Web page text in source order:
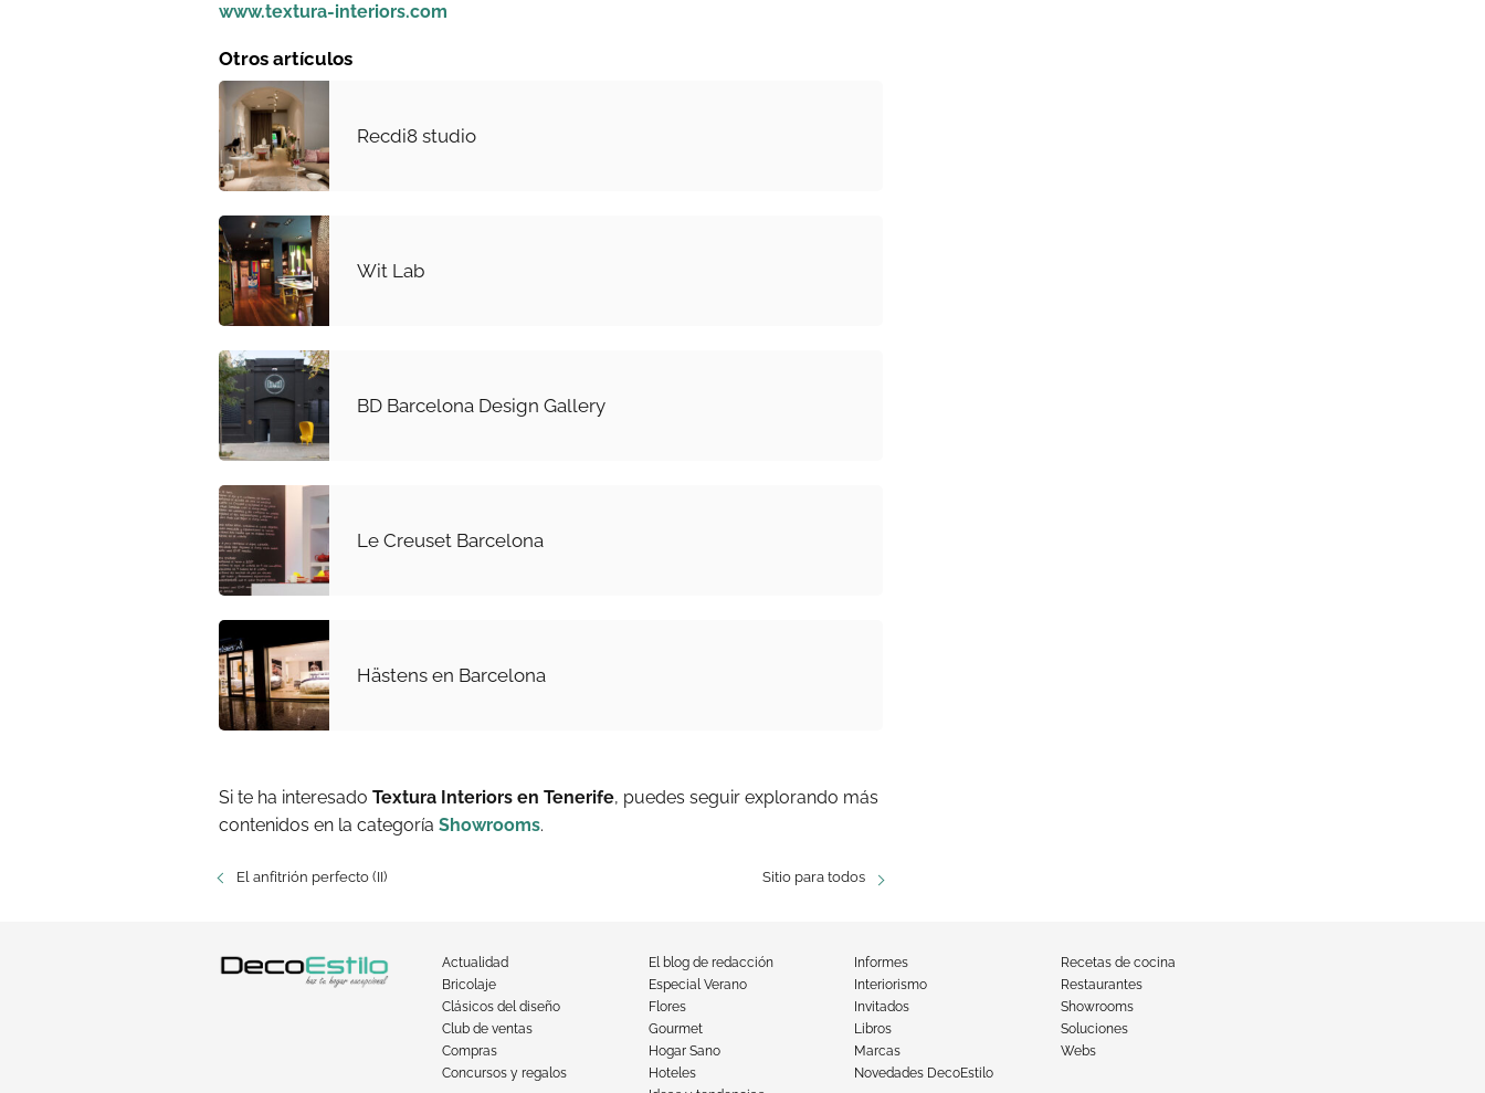
www.textura-interiors.com
Otros artículos
Recdi8 studio
Wit Lab
BD Barcelona Design Gallery
Le Creuset Barcelona
Hästens en Barcelona
Si te ha interesado Textura Interiors en Tenerife, puedes seguir explorando más
contenidos en la categoría Showrooms.
El anfitrión perfecto (II) Sitio para todos
Actualidad
Bricolaje
Clásicos del diseño
Club de ventas
Compras
Concursos y regalos
El blog de redacción
Especial Verano
Flores
Gourmet
Hogar Sano
Hoteles
Informes
Interiorismo
Invitados
Libros
Marcas
Novedades DecoEstilo
Recetas de cocina
Restaurantes
Showrooms
Soluciones
Webs